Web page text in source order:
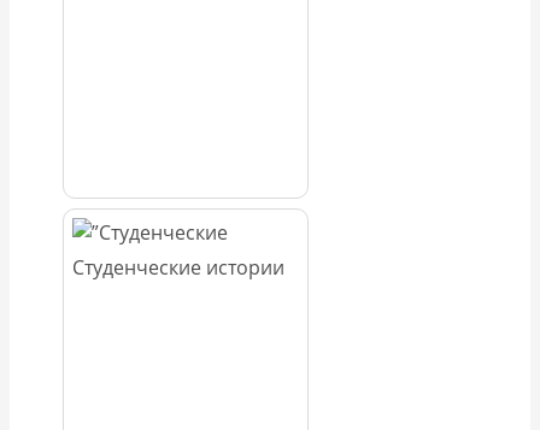
Студенческие истории